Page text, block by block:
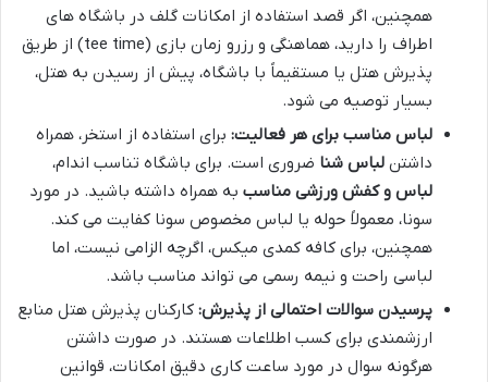
همچنین، اگر قصد استفاده از امکانات گلف در باشگاه های
اطراف را دارید، هماهنگی و رزرو زمان بازی (tee time) از طریق
پذیرش هتل یا مستقیماً با باشگاه، پیش از رسیدن به هتل،
بسیار توصیه می شود.
لباس مناسب برای هر فعالیت: برای استفاده از استخر، همراه
داشتن لباس شنا ضروری است. برای باشگاه تناسب اندام،
لباس و کفش ورزشی مناسب به همراه داشته باشید. در مورد
سونا، معمولاً حوله یا لباس مخصوص سونا کفایت می کند.
همچنین، برای کافه کمدی میکس، اگرچه الزامی نیست، اما
لباسی راحت و نیمه رسمی می تواند مناسب باشد.
پرسیدن سوالات احتمالی از پذیرش: کارکنان پذیرش هتل منابع
ارزشمندی برای کسب اطلاعات هستند. در صورت داشتن
هرگونه سوال در مورد ساعت کاری دقیق امکانات، قوانین